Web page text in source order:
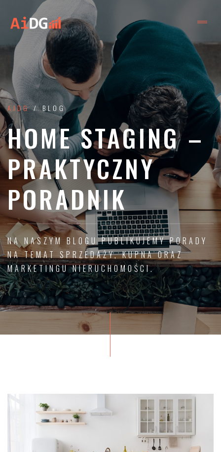
AIDG/ BLOG
HOME STAGING –
PRAKTYCZNY
PORADNIK
NA NASZYM BLOGU PUBLIKUJEMY PORADY
NA TEMAT SPRZEDAŻY, KUPNA ORAZ
MARKETINGU NIERUCHOMOŚCI.